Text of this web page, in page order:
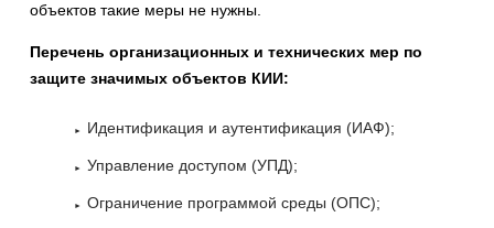
объектов такие меры не нужны.
Перечень организационных и технических мер по
защите значимых объектов КИИ:
Идентификация и аутентификация (ИАФ);
Управление доступом (УПД);
Ограничение программой среды (ОПС);